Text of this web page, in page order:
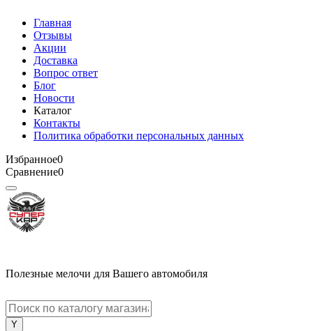
Главная
Отзывы
Акции
Доставка
Вопрос ответ
Блог
Новости
Каталог
Контакты
Политика обработки персональных данных
Избранное0
Сравнение0
Полезные мелочи для Вашего автомобиля